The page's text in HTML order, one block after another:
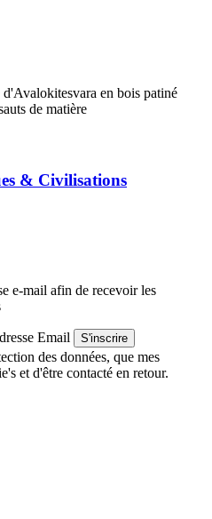
en bois patiné
de matière
& Civilisations
e-mail afin de recevoir les
Email S'inscrire
des données, que mes
et d'être contacté en retour.